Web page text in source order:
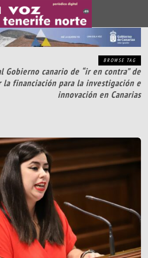
BROWSE TAG
Gobierno canario de “ir en contra” de
la financiación para la investigación e
innovación en Canarias